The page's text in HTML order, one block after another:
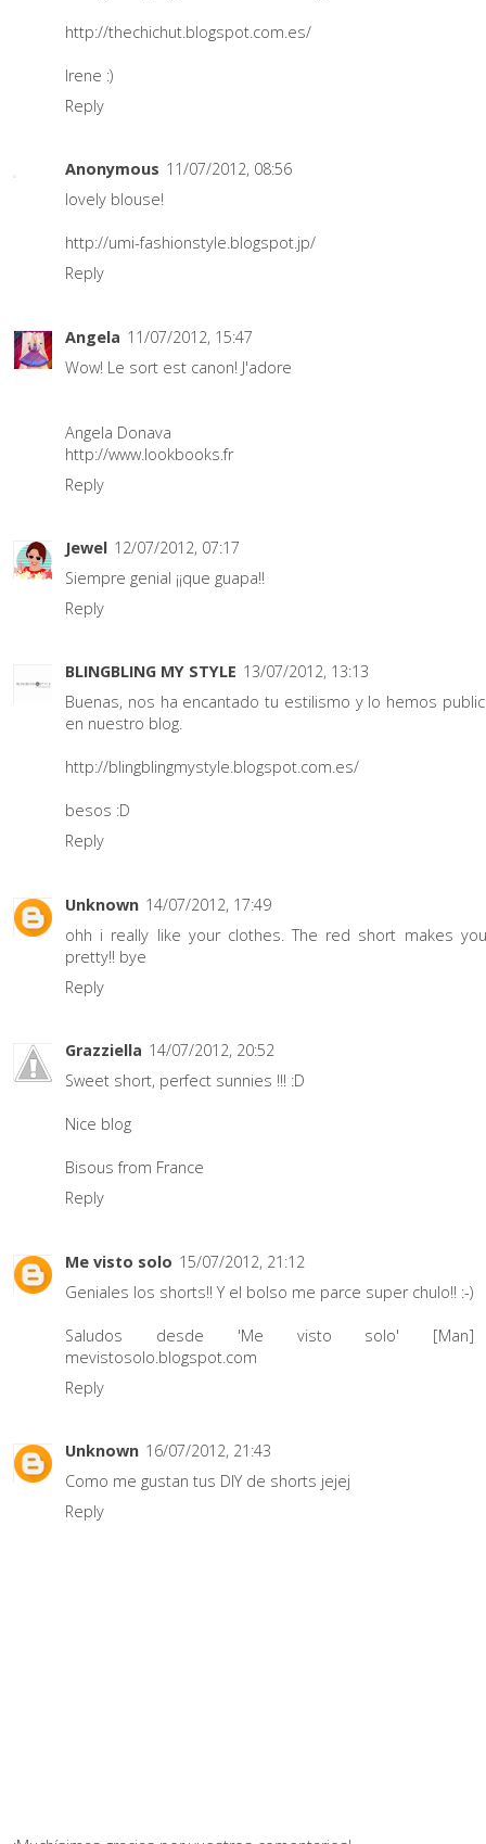
http://thechichut.blogspot.com.es/
Irene :)
Reply
Anonymous 11/07/2012, 08:56
lovely blouse!
http://umi-fashionstyle.blogspot.jp/
Reply
Angela 11/07/2012, 15:47
Wow! Le sort est canon! J'adore
Angela Donava
http://www.lookbooks.fr
Reply
Jewel 12/07/2012, 07:17
Siempre genial ¡¡que guapa!!
Reply
BLINGBLING MY STYLE 13/07/2012, 13:13
Buenas, nos ha encantado tu estilismo y lo hemos
en nuestro blog.
http://blingblingmystyle.blogspot.com.es/
besos :D
Reply
Unknown 14/07/2012, 17:49
ohh i really like your clothes. The red short makes
pretty!! bye
Reply
Grazziella 14/07/2012, 20:52
Sweet short, perfect sunnies !!! :D
Nice blog
Bisous from France
Reply
Me visto solo 15/07/2012, 21:12
Geniales los shorts!! Y el bolso me parce super chulo!! :-)
Saludos desde 'Me visto solo'
mevistosolo.blogspot.com
Reply
Unknown 16/07/2012, 21:43
Como me gustan tus DIY de shorts jejej
Reply